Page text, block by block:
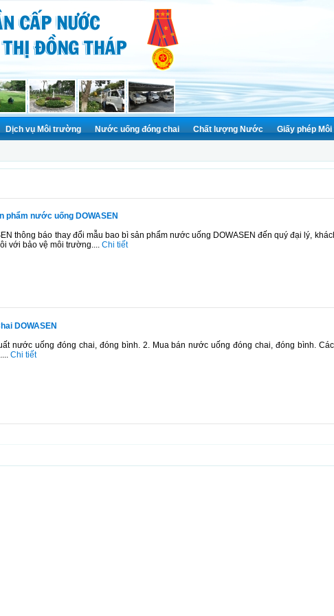
Dịch vụ Môi trường Nước uống đóng chai Chất lượng Nước Giấy phép
phẩm nước uống DOWASEN
thông báo thay đổi mẫu bao bì sản phẩm nước uống DOWASEN đến quý đại lý,
với bảo vệ môi trường.... Chi tiết
DOWASEN
nước uống đóng chai, đóng bình. 2. Mua bán nước uống đóng chai, đóng bình.
Chi tiết